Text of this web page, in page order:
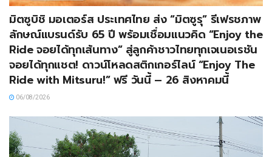
มิตซูบิชิ มอเตอร์ส ประเทศไทย ส่ง “มิตซูรุ” รีเฟรชภาพ
ลักษณ์แบรนด์รับ 65 ปี พร้อมเชื่อมแนวคิด “Enjoy the
Ride จอยได้ทุกเส้นทาง” สู่ลูกค้าชาวไทยทุกเจเนอเรชัน
จอยได้ทุกแชต! ดาวน์โหลดสติกเกอร์ไลน์ “Enjoy The
Ride with Mitsuru!” ฟรี วันนี้ – 26 สิงหาคมนี้
06/08/2026